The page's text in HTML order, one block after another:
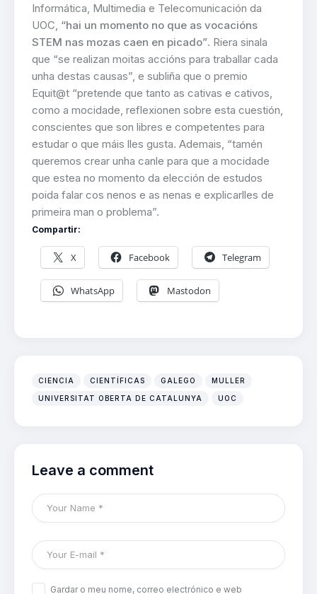
Informática, Multimedia e Telecomunicación da
UOC, “hai un momento no que as vocacións
STEM nas mozas caen en picado”. Riera sinala
que “se realizan moitas accións para traballar cada
unha destas causas”, e subliña que o premio
Equit@t “pretende que tanto as cativas e cativos,
como a mocidade, reflexionen sobre esta cuestión,
conscientes que son libres e competentes para
estudar o que máis lles gusta. Ademais, “tamén
queremos crear unha canle para que a mocidade
que estea no momento da elección de estudos
poida falar cos nenos e as nenas e explicarlles de
primeira man o problema”.
Compartir:
X Facebook Telegram
WhatsApp Mastodon
CIENCIA CIENTÍFICAS GALEGO MULLER
UNIVERSITAT OBERTA DE CATALUNYA UOC
Leave a comment
Gardar o meu nome, correo electrónico e web